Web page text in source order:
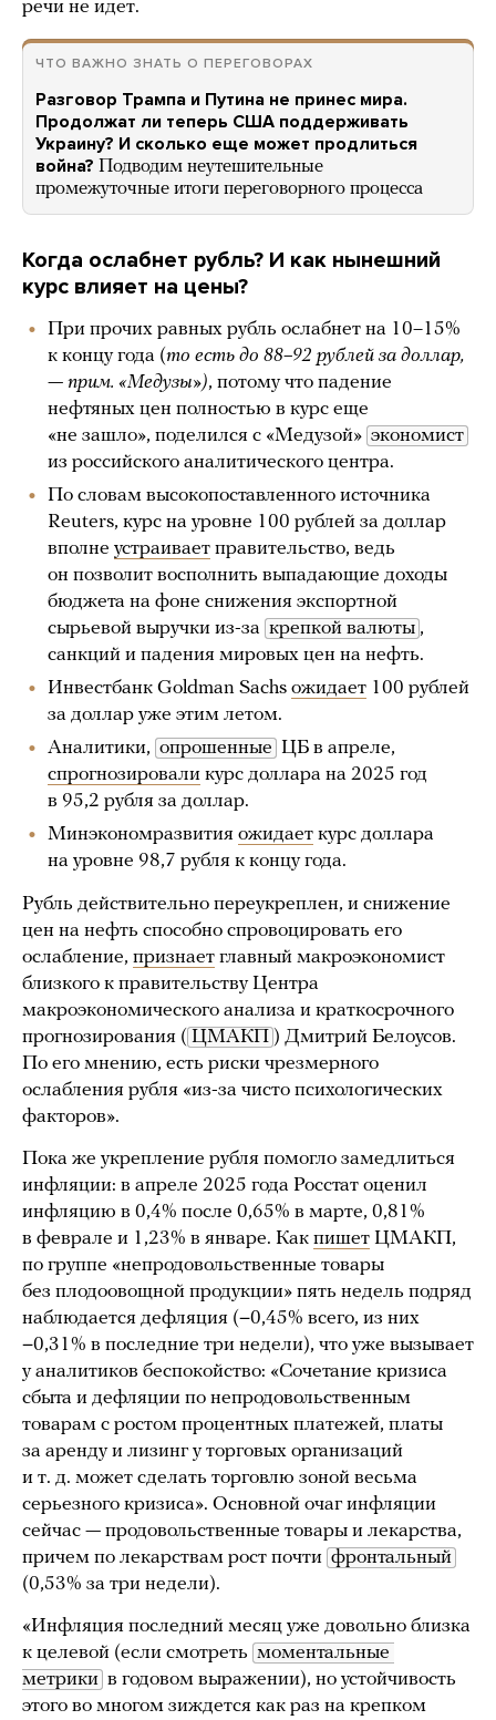
речи не идет.
ЧТО ВАЖНО ЗНАТЬ О ПЕРЕГОВОРАХ
Разговор Трампа и Путина не принес мира.
Продолжат ли теперь США поддерживать
Украину? И сколько еще может продлиться
война? Подводим неутешительные
промежуточные итоги переговорного процесса
Когда ослабнет рубль? И как нынешний
курс влияет на цены?
При прочих равных рубль ослабнет на 10–15%
к концу года (то есть до 88–92 рублей за доллар,
— прим. «Медузы»), потому что падение
нефтяных цен полностью в курс еще
«не зашло», поделился с «Медузой» экономист
из российского аналитического центра.
По словам высокопоставленного источника
Reuters, курс на уровне 100 рублей за доллар
вполне устраивает правительство, ведь
он позволит восполнить выпадающие доходы
бюджета на фоне снижения экспортной
сырьевой выручки из-за крепкой валюты ,
санкций и падения мировых цен на нефть.
Инвестбанк Goldman Sachs ожидает 100 рублей
за доллар уже этим летом.
Аналитики, опрошенные ЦБ в апреле,
спрогнозировали курс доллара на 2025 год
в 95,2 рубля за доллар.
Минэкономразвития ожидает курс доллара
на уровне 98,7 рубля к концу года.
Рубль действительно переукреплен, и снижение
цен на нефть способно спровоцировать его
ослабление, признает главный макроэкономист
близкого к правительству Центра
макроэкономического анализа и краткосрочного
прогнозирования ( ЦМАКП ) Дмитрий Белоусов.
По его мнению, есть риски чрезмерного
ослабления рубля «из-за чисто психологических
факторов».
Пока же укрепление рубля помогло замедлиться
инфляции: в апреле 2025 года Росстат оценил
инфляцию в 0,4% после 0,65% в марте, 0,81%
в феврале и 1,23% в январе. Как пишет ЦМАКП,
по группе «непродовольственные товары
без плодоовощной продукции» пять недель подряд
наблюдается дефляция (−0,45% всего, из них
−0,31% в последние три недели), что уже вызывает
у аналитиков беспокойство: «Сочетание кризиса
сбыта и дефляции по непродовольственным
товарам с ростом процентных платежей, платы
за аренду и лизинг у торговых организаций
и т. д. может сделать торговлю зоной весьма
серьезного кризиса». Основной очаг инфляции
сейчас — продовольственные товары и лекарства,
причем по лекарствам рост почти фронтальный
(0,53% за три недели).
«Инфляция последний месяц уже довольно близка
к целевой (если смотреть моментальные
метрики в годовом выражении), но устойчивость
этого во многом зиждется как раз на крепком